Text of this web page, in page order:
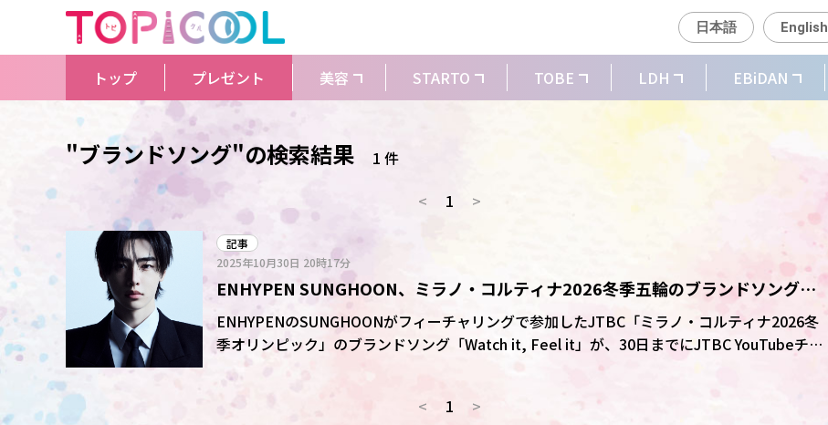
日本語 English
トップ プレゼント 美容 STARTO TOBE LDH EBiDAN
"ブランドソング"の検索結果
1 件
<
1 >
記事
2025年10月30日 20時17分
ENHYPEN SUNGHOON、ミラノ・コルティナ2026冬季五輪のブランドソング
「Watch it, Feel it」を公開
ENHYPENのSUNGHOONがフィーチャリングで参加したJTBC「ミラノ・コルティナ2026冬
季オリンピック」のブランドソング「Watch it, Feel it」が、30日までにJTBC YouTubeチャ
ンネルで公開された。
<
1 >